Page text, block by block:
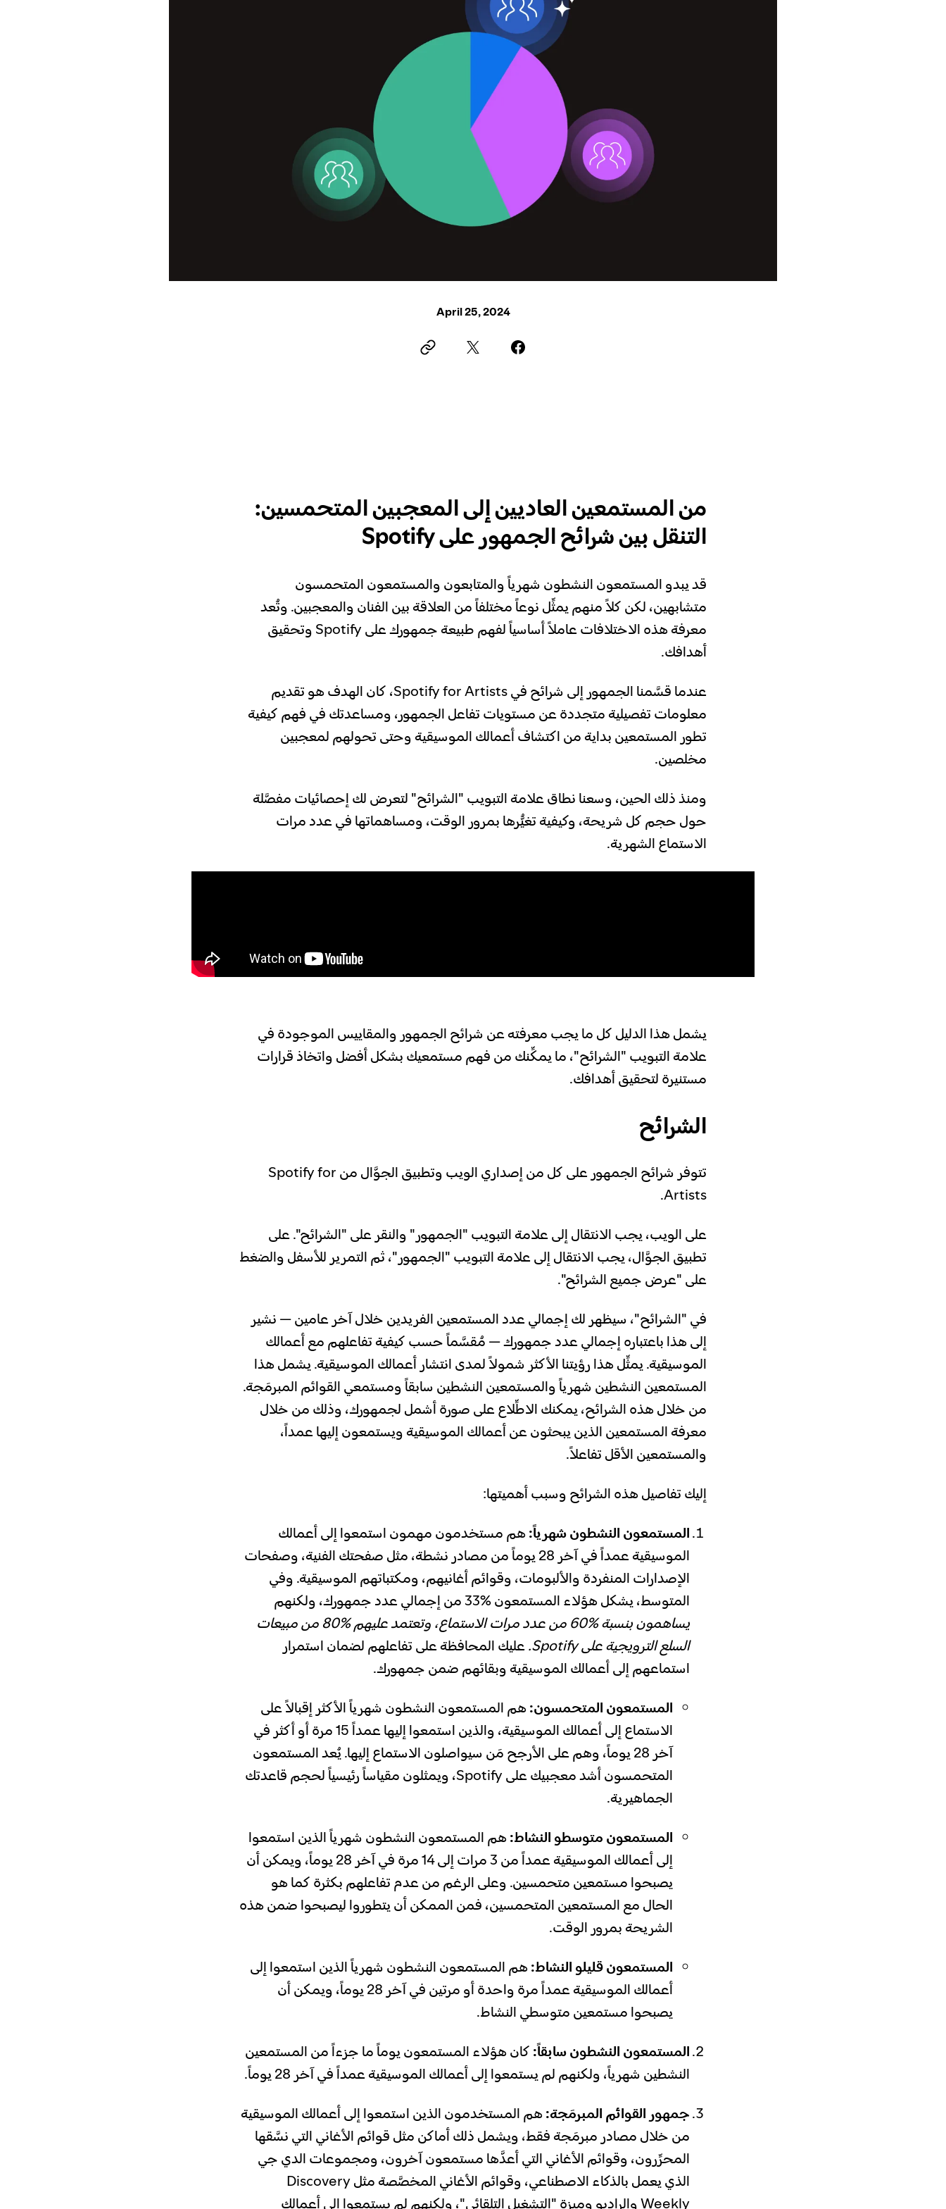
April 25, 2024
من المستمعين العاديين إلى المعجبين المتحمسين:
التنقل بين شرائح الجمهور على Spotify
قد يبدو المستمعون النشطون شهرياً والمتابعون والمستمعون المتحمسون
متشابهين، لكن كلاً منهم يمثِّل نوعاً مختلفاً من العلاقة بين الفنان والمعجبين. وتُعد
معرفة هذه الاختلافات عاملاً أساسياً لفهم طبيعة جمهورك على Spotify وتحقيق
أهدافك.
عندما قسَّمنا الجمهور إلى شرائح في Spotify for Artists، كان الهدف هو تقديم
معلومات تفصيلية متجددة عن مستويات تفاعل الجمهور، ومساعدتك في فهم كيفية
تطور المستمعين بداية من اكتشاف أعمالك الموسيقية وحتى تحولهم لمعجبين
مخلصين.
ومنذ ذلك الحين، وسعنا نطاق علامة التبويب "الشرائح" لتعرض لك إحصائيات مفصَّلة
حول حجم كل شريحة، وكيفية تغيُّرها بمرور الوقت، ومساهماتها في عدد مرات
الاستماع الشهرية.
يشمل هذا الدليل كل ما يجب معرفته عن شرائح الجمهور والمقاييس الموجودة في
علامة التبويب "الشرائح"، ما يمكِّنك من فهم مستمعيك بشكل أفضل واتخاذ قرارات
مستنيرة لتحقيق أهدافك.
الشرائح
تتوفر شرائح الجمهور على كل من إصداري الويب وتطبيق الجوَّال من Spotify for
Artists.
على الويب، يجب الانتقال إلى علامة التبويب "الجمهور" والنقر على "الشرائح". على
تطبيق الجوَّال، يجب الانتقال إلى علامة التبويب "الجمهور"، ثم التمرير للأسفل والضغط
على "عرض جميع الشرائح".
في "الشرائح"، سيظهر لك إجمالي عدد المستمعين الفريدين خلال آخر عامين — نشير
إلى هذا باعتباره إجمالي عدد جمهورك — مُقسَّماً حسب كيفية تفاعلهم مع أعمالك
الموسيقية. يمثِّل هذا رؤيتنا الأكثر شمولاً لمدى انتشار أعمالك الموسيقية. يشمل هذا
المستمعين النشطين شهرياً والمستمعين النشطين سابقاً ومستمعي القوائم المبرمَجة.
من خلال هذه الشرائح، يمكنك الاطِّلاع على صورة أشمل لجمهورك، وذلك من خلال
معرفة المستمعين الذين يبحثون عن أعمالك الموسيقية ويستمعون إليها عمداً،
والمستمعين الأقل تفاعلاً.
إليك تفاصيل هذه الشرائح وسبب أهميتها:
المستمعون النشطون شهرياً:هم مستخدمون مهمون استمعوا إلى أعمالك
الموسيقية عمداً في آخر 28 يوماً من مصادر نشطة، مثل صفحتك الفنية، وصفحات
الإصدارات المنفردة والألبومات، وقوائم أغانيهم، ومكتباتهم الموسيقية. وفي
المتوسط، يشكل هؤلاء المستمعون %33 من إجمالي عدد جمهورك، ولكنهم
يساهمون بنسبة %60 من عدد مرات الاستماع، وتعتمد عليهم %80 من مبيعات
السلع الترويجية على Spotify.
عليك المحافظة على تفاعلهم لضمان استمرار
استماعهم إلى أعمالك الموسيقية وبقائهم ضمن جمهورك.
المستمعون المتحمسون:هم المستمعون النشطون شهرياً الأكثر إقبالاً على
الاستماع إلى أعمالك الموسيقية، والذين استمعوا إليها عمداً 15 مرة أو أكثر في
آخر 28 يوماً، وهم على الأرجح مَن سيواصلون الاستماع إليها. يُعد المستمعون
المتحمسون أشد معجبيك على Spotify، ويمثلون مقياساً رئيسياً لحجم قاعدتك
الجماهيرية.
المستمعون متوسطو النشاط:هم المستمعون النشطون شهرياً الذين استمعوا
إلى أعمالك الموسيقية عمداً من 3 مرات إلى 14 مرة في آخر 28 يوماً، ويمكن أن
يصبحوا مستمعين متحمسين. وعلى الرغم من عدم تفاعلهم بكثرة كما هو
الحال مع المستمعين المتحمسين، فمن الممكن أن يتطوروا ليصبحوا ضمن هذه
الشريحة بمرور الوقت.
المستمعون قليلو النشاط:هم المستمعون النشطون شهرياً الذين استمعوا إلى
أعمالك الموسيقية عمداً مرة واحدة أو مرتين في آخر 28 يوماً، ويمكن أن
يصبحوا مستمعين متوسطي النشاط.
المستمعون النشطون سابقاً: كان هؤلاء المستمعون يوماً ما جزءاً من المستمعين
النشطين شهرياً، ولكنهم لم يستمعوا إلى أعمالك الموسيقية عمداً في آخر 28 يوماً.
جمهور القوائم المبرمَجة:هم المستخدمون الذين استمعوا إلى أعمالك الموسيقية
من خلال مصادر مبرمَجة فقط، ويشمل ذلك أماكن مثل قوائم الأغاني التي نسَّقها
المحرِّرون، وقوائم الأغاني التي أعدَّها مستمعون آخرون، ومجموعات الدي جي
الذي يعمل بالذكاء الاصطناعي، وقوائم الأغاني المخصَّصة مثل Discovery
Weekly والراديو وميزة "التشغيل التلقائي"، ولكنهم لم يستمعوا إلى أعمالك